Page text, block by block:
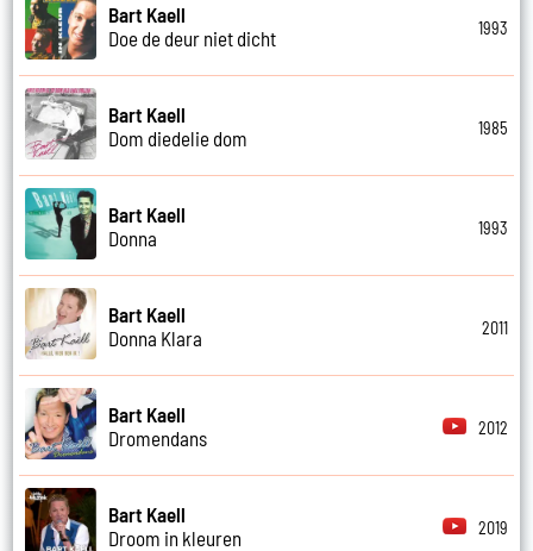
Bart Kaell
Doe de deur niet dicht
1993
Bart Kaell
Dom diedelie dom
1985
Bart Kaell
Donna
1993
Bart Kaell
Donna Klara
2011
Bart Kaell
Dromendans
2012
Bart Kaell
Droom in kleuren
2019